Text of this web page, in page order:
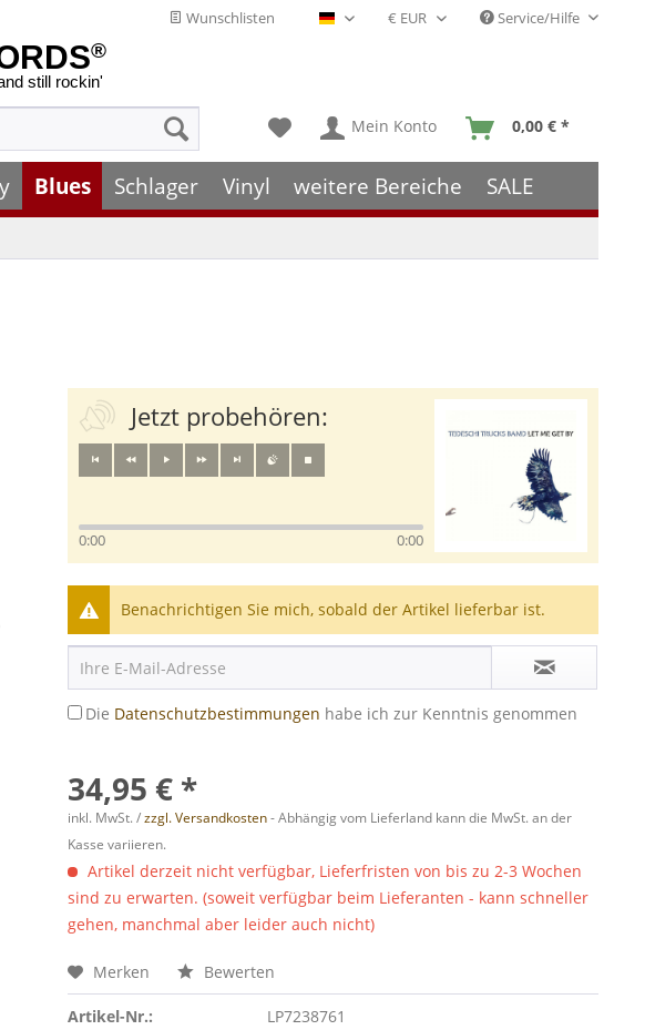
Wunschlisten Deutsch - DE Service/Hilfe
®
still rockin'
Mein Konto 0,00 € *
Blues Schlager Vinyl weitere Bereiche SALE
Jetzt probehören:
0:00 0:00
Benachrichtigen Sie mich, sobald der Artikel lieferbar ist.
Die Datenschutzbestimmungen habe ich zur Kenntnis genommen
34,95 € *
inkl. MwSt. /zzgl. Versandkosten- Abhängig vom Lieferland kann die MwSt. an der
Kasse variieren.
Artikel derzeit nicht verfügbar, Lieferfristen von bis zu 2-3 Wochen
sind zu erwarten. (soweit verfügbar beim Lieferanten - kann schneller
gehen, manchmal aber leider auch nicht)
Merken Bewerten
Artikel-Nr.:
LP7238761